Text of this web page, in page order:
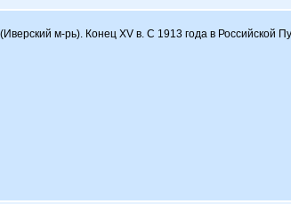
м-рь). Конец XV в. C 1913 года в Российской